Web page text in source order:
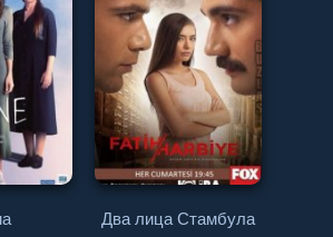
Два лица Стамбула